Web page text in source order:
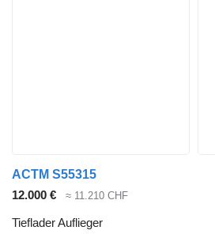
ACTM S55315
12.000 €
≈ 11.210 CHF
Tieflader Auflieger